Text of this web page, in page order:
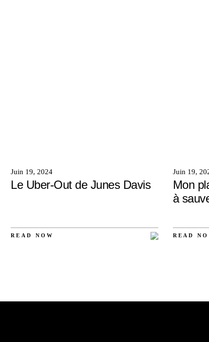
Juin 19, 2024
Le Uber-Out de Junes Davis
READ NOW
Juin 19,
Mon
à
READ